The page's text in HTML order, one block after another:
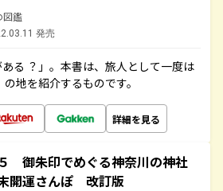
図鑑
発売
ある ？」。本書は、旅人として一度は
地を紹介するものです。
詳細を見る
御朱印でめぐる神奈川の神社
開運さんぽ 改訂版